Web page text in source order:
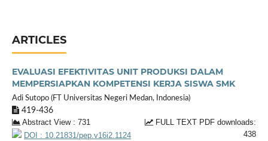
ARTICLES
EVALUASI EFEKTIVITAS UNIT PRODUKSI DALAM
MEMPERSIAPKAN KOMPETENSI KERJA SISWA SMK
Adi Sutopo (FT Universitas Negeri Medan, Indonesia)
419-436
Abstract View : 731
FULL TEXT PDF downloads:
438
DOI : 10.21831/pep.v16i2.1124